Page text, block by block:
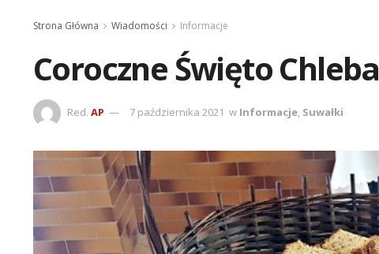
Strona Główna Wiadomości Informacje
Coroczne Święto Chleba
Red. AP 7 października 2021 w Informacje, Suwałki